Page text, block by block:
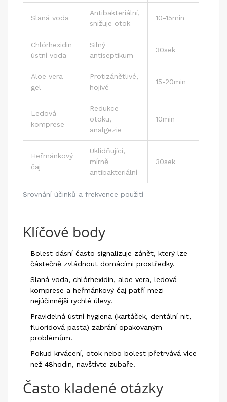
Srovnání účinků a frekvence použití
Slaná voda
Antibakteriální,
snižuje otok
10-15min
Chlórhexidin
ústní voda
Silný
antiseptikum
30sek
Aloe vera
gel
Protizánětlivé,
hojivé
15-20min
Ledová
komprese
Redukce
otoku,
analgezie
10min
Heřmánkový
čaj
Uklidňující,
mírně
antibakteriální
30sek
Klíčové body
Bolest dásní často signalizuje zánět, který lze
částečně zvládnout domácími prostředky.
Slaná voda, chlórhexidin, aloe vera, ledová
komprese a heřmánkový čaj patří mezi
nejúčinnější rychlé úlevy.
Pravidelná ústní hygiena (kartáček, dentální nit,
fluoridová pasta) zabrání opakovaným
problémům.
Pokud krvácení, otok nebo bolest přetrvává více
než 48hodin, navštivte zubaře.
Často kladené otázky